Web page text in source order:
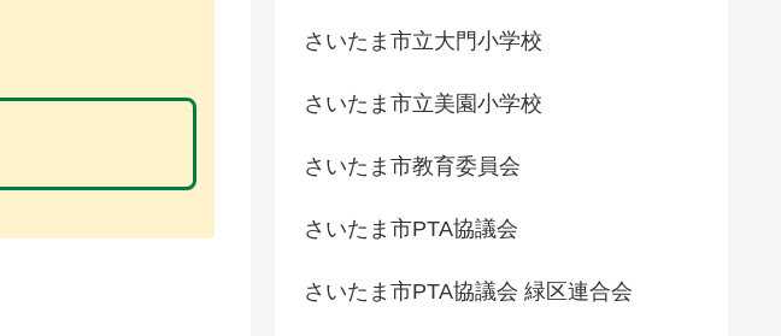
さいたま市立大門小学校
さいたま市立美園小学校
さいたま市教育委員会
さいたま市PTA協議会
さいたま市PTA協議会 緑区連合会